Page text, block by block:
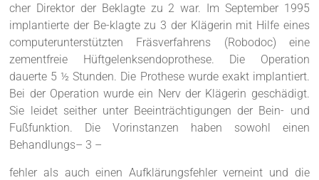
cher Direktor der Beklagte zu 2 war. Im September 1995
implantierte der Be-klagte zu 3 der Klägerin mit Hilfe eines
computerunterstützten Fräsverfahrens (Robodoc) eine
zementfreie Hüftgelenksendoprothese. Die Operation
dauerte 5 ½ Stunden. Die Prothese wurde exakt implantiert.
Bei der Operation wurde ein Nerv der Klägerin geschädigt.
Sie leidet seither unter Beeinträchtigungen der Bein- und
Fußfunktion. Die Vorinstanzen haben sowohl einen
Behandlungs– 3 –
fehler als auch einen Aufklärungsfehler verneint und die